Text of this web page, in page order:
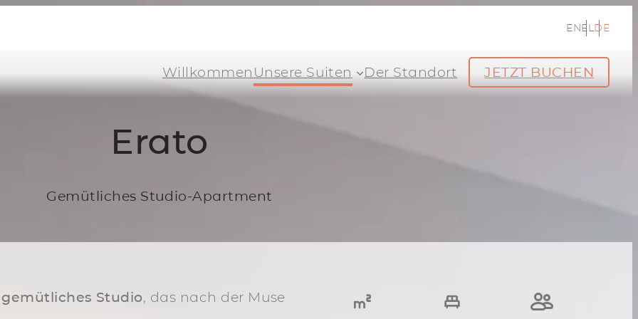
ENELDE
Willkommen Unsere Suiten Der Standort JETZT BUCHEN
Erato
Gemütliches Studio-Apartment
gemütliches Studio, das nach der Muse